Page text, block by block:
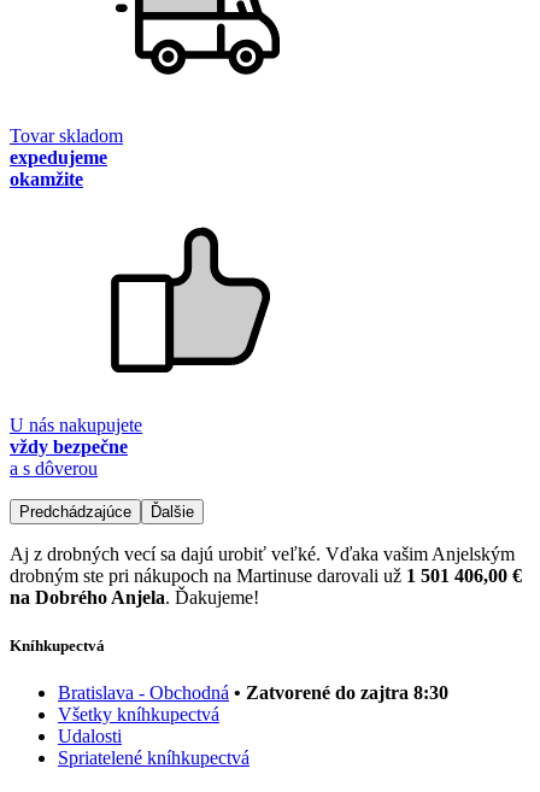
Tovar skladom
expedujeme
okamžite
U nás nakupujete
vždy bezpečne
a s dôverou
Predchádzajúce Ďalšie
Aj z drobných vecí sa dajú urobiť veľké. Vďaka vašim Anjelským
drobným ste pri nákupoch na Martinuse darovali už 1 501 406,00 €
na Dobrého Anjela. Ďakujeme!
Kníhkupectvá
Bratislava - Obchodná • Zatvorené do zajtra 8:30
Všetky kníhkupectvá
Udalosti
Spriatelené kníhkupectvá